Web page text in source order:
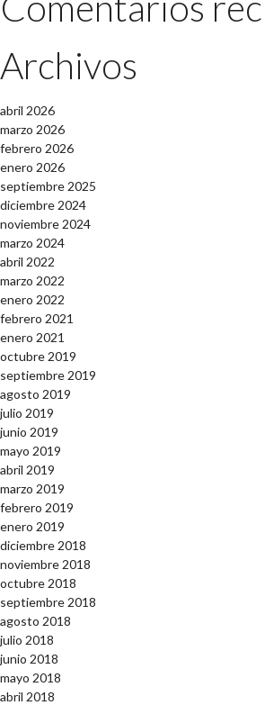
Archivos
abril 2026
marzo 2026
febrero 2026
enero 2026
septiembre 2025
diciembre 2024
noviembre 2024
marzo 2024
abril 2022
marzo 2022
enero 2022
febrero 2021
enero 2021
octubre 2019
septiembre 2019
agosto 2019
julio 2019
junio 2019
mayo 2019
abril 2019
marzo 2019
febrero 2019
enero 2019
diciembre 2018
noviembre 2018
octubre 2018
septiembre 2018
agosto 2018
julio 2018
junio 2018
mayo 2018
abril 2018